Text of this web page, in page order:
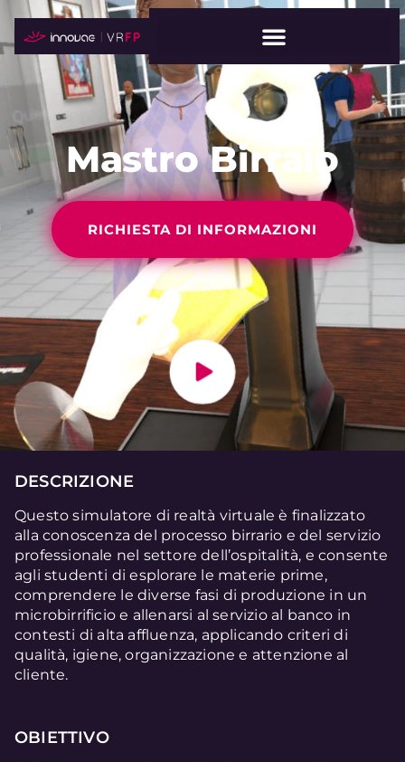
Mastro Birraio
RICHIESTA DI INFORMAZIONI
DESCRIZIONE
Questo simulatore di realtà virtuale è finalizzato
alla conoscenza del processo birrario e del servizio
professionale nel settore dell’ospitalità, e consente
agli studenti di esplorare le materie prime,
comprendere le diverse fasi di produzione in un
microbirrificio e allenarsi al servizio al banco in
contesti di alta affluenza, applicando criteri di
qualità, igiene, organizzazione e attenzione al
cliente.
OBIETTIVO